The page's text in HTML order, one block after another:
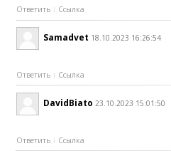
Ответить Ссылка
Samadvet 18.10.2023 16:26:54
Ответить Ссылка
DavidBiato 23.10.2023 15:01:50
Ответить Ссылка